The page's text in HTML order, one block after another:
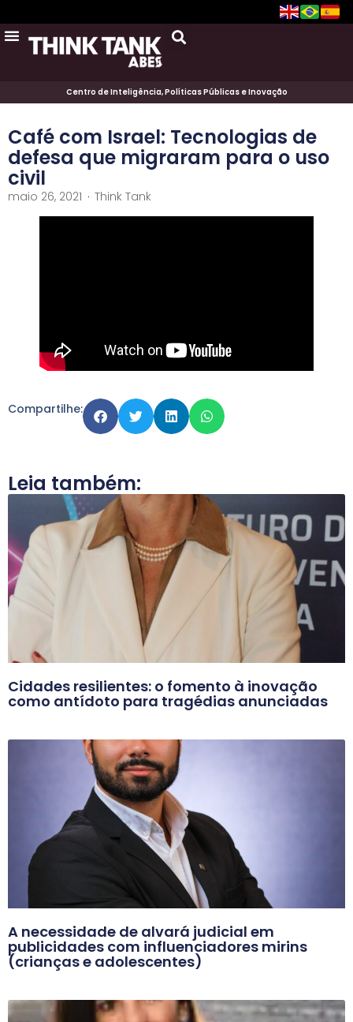
Centro de Inteligência, Políticas Públicas e Inovação
Café com Israel: Tecnologias de
defesa que migraram para o uso
civil
maio 26, 2021 Think Tank
Compartilhe:
Leia também:
Cidades resilientes: o fomento à inovação
como antídoto para tragédias anunciadas
A necessidade de alvará judicial em
publicidades com influenciadores mirins
(crianças e adolescentes)